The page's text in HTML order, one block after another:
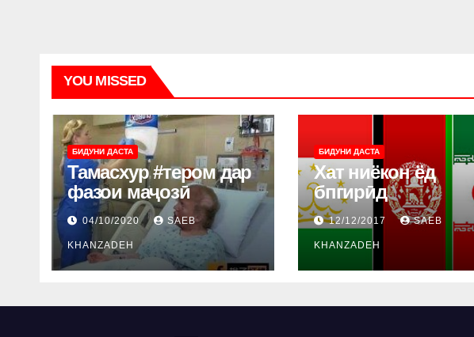
YOU MISSED
БИДУНИ ДАСТА
Тамасхур #тером дар
фазои маҷозӣ
04/10/2020 SAEB
KHANZADEH
БИДУНИ ДАСТА
Хат ниёкон ёд
бпгирӣд
12/12/2017 SAEB
KHANZADEH